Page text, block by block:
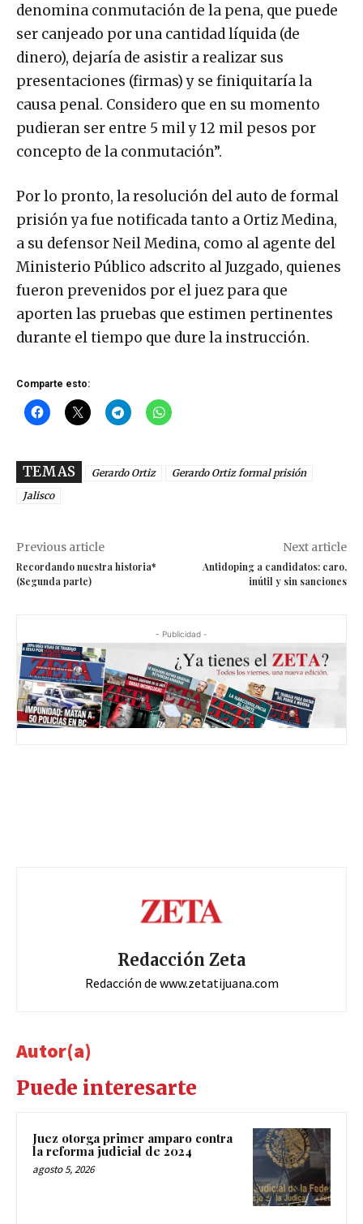
denomina conmutación de la pena, que puede
ser canjeado por una cantidad líquida (de
dinero), dejaría de asistir a realizar sus
presentaciones (firmas) y se finiquitaría la
causa penal. Considero que en su momento
pudieran ser entre 5 mil y 12 mil pesos por
concepto de la conmutación”.
Por lo pronto, la resolución del auto de formal
prisión ya fue notificada tanto a Ortiz Medina,
a su defensor Neil Medina, como al agente del
Ministerio Público adscrito al Juzgado, quienes
fueron prevenidos por el juez para que
aporten las pruebas que estimen pertinentes
durante el tiempo que dure la instrucción.
Comparte esto:
TEMAS Gerardo Ortiz
Gerardo Ortiz formal prisión
Jalisco
Previous article
Recordando nuestra historia*
(Segunda parte)
Next article
Antidoping a candidatos: caro,
inútil y sin sanciones
- Publicidad -
Redacción Zeta
Redacción de www.zetatijuana.com
Autor(a)
Puede interesarte
Juez otorga primer amparo contra
la reforma judicial de 2024
agosto 5, 2026